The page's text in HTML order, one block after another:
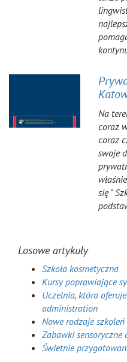
Na
coraz
coraz
swoje
się "
Losowe artykuły
Szkoła kosmetyczna
Kursy poprawiające
Uczelnia, która
administration
Nowe rodzaje szkoleń
Zabawki
Świetnie